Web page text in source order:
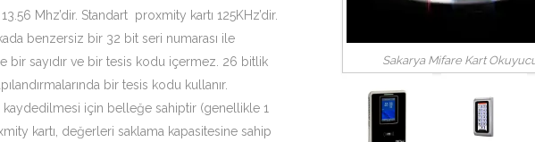
13.56 Mhz’dir. Standart proxmity kartı 125KHz’dir.
benzersiz bir 32 bit seri numarası ile
bir sayıdır ve bir tesis kodu içermez. 26 bitlik
bir tesis kodu kullanır.
kaydedilmesi için belleğe sahiptir (genellikle 1
kartı, değerleri saklama kapasitesine sahip
Sakarya Mifare Kart